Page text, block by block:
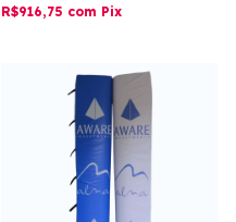
R$916,75 com Pix